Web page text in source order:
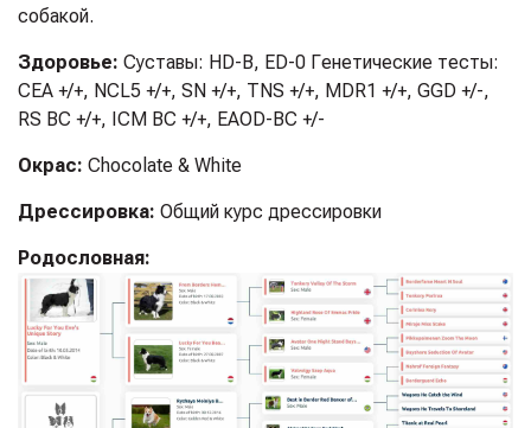
собакой.
Здоровье: Суставы: HD-B, ED-0 Генетические тесты:
CEA +/+, NCL5 +/+, SN +/+, TNS +/+, MDR1 +/+, GGD +/-,
RS BC +/+, ICM BC +/+, EAOD-BC +/-
Окрас: Chocolate & White
Дрессировка: Общий курс дрессировки
Родословная: